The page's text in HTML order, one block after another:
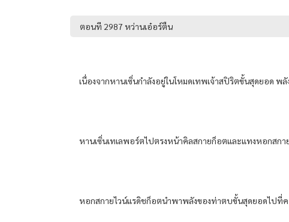
เนื่องจากหานเซิ่นกำลังอยู่ในโหมดเทพเจ้าสปิริตขั้นสุดยอด พ
หานเซิ่นเทเลพอร์ตไปตรงหน้าคิลสกายก็อตและแทงหอกสกา
หอกสกายไวน์แรดิชก็อตนำพาพลังของท่าตบขั้นสุดยอดไปที่ค